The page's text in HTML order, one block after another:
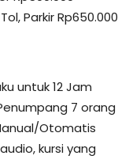
Parkir Rp650.000
untuk 12 Jam
7 orang
Otomatis
kursi yang